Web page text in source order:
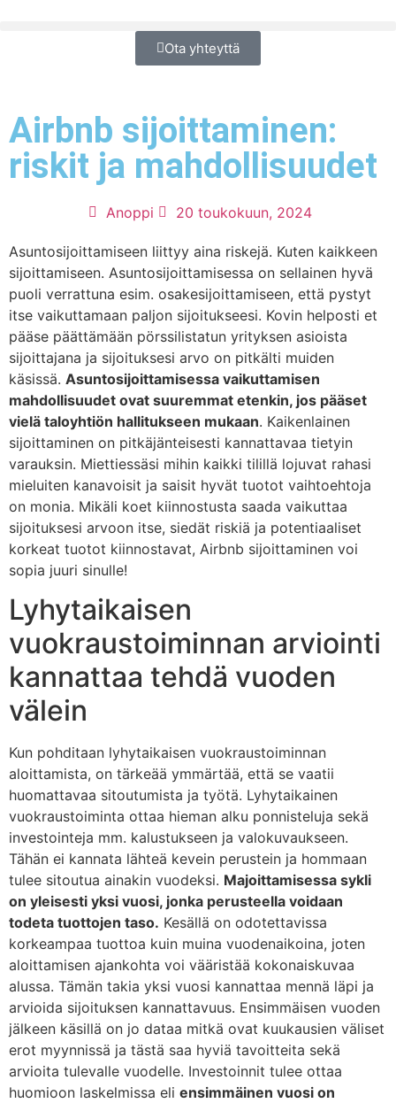
Ota yhteyttä
Airbnb sijoittaminen:
riskit ja mahdollisuudet
Anoppi 20 toukokuun, 2024
Asuntosijoittamiseen liittyy aina riskejä. Kuten kaikkeen
sijoittamiseen. Asuntosijoittamisessa on sellainen hyvä
puoli verrattuna esim. osakesijoittamiseen, että pystyt
itse vaikuttamaan paljon sijoitukseesi. Kovin helposti et
pääse päättämään pörssilistatun yrityksen asioista
sijoittajana ja sijoituksesi arvo on pitkälti muiden
käsissä. Asuntosijoittamisessa vaikuttamisen
mahdollisuudet ovat suuremmat etenkin, jos pääset
vielä taloyhtiön hallitukseen mukaan. Kaikenlainen
sijoittaminen on pitkäjänteisesti kannattavaa tietyin
varauksin. Miettiessäsi mihin kaikki tilillä lojuvat rahasi
mieluiten kanavoisit ja saisit hyvät tuotot vaihtoehtoja
on monia. Mikäli koet kiinnostusta saada vaikuttaa
sijoituksesi arvoon itse, siedät riskiä ja potentiaaliset
korkeat tuotot kiinnostavat, Airbnb sijoittaminen voi
sopia juuri sinulle!
Lyhytaikaisen
vuokraustoiminnan arviointi
kannattaa tehdä vuoden
välein
Kun pohditaan lyhytaikaisen vuokraustoiminnan
aloittamista, on tärkeää ymmärtää, että se vaatii
huomattavaa sitoutumista ja työtä. Lyhytaikainen
vuokraustoiminta ottaa hieman alku ponnisteluja sekä
investointeja mm. kalustukseen ja valokuvaukseen.
Tähän ei kannata lähteä kevein perustein ja hommaan
tulee sitoutua ainakin vuodeksi. Majoittamisessa sykli
on yleisesti yksi vuosi, jonka perusteella voidaan
todeta tuottojen taso. Kesällä on odotettavissa
korkeampaa tuottoa kuin muina vuodenaikoina, joten
aloittamisen ajankohta voi vääristää kokonaiskuvaa
alussa. Tämän takia yksi vuosi kannattaa mennä läpi ja
arvioida sijoituksen kannattavuus. Ensimmäisen vuoden
jälkeen käsillä on jo dataa mitkä ovat kuukausien väliset
erot myynnissä ja tästä saa hyviä tavoitteita sekä
arvioita tulevalle vuodelle. Investoinnit tulee ottaa
huomioon laskelmissa eli ensimmäinen vuosi on